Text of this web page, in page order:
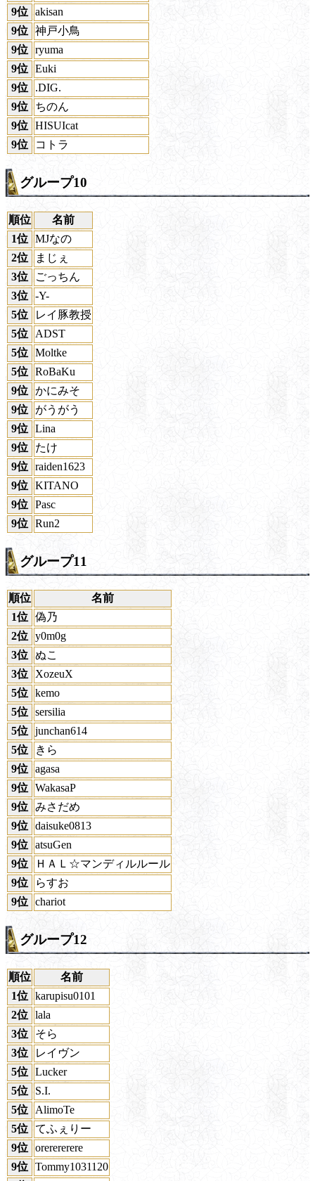
9位 akisan
9位 神戸小鳥
9位 ryuma
9位 Euki
9位
.DIG.
9位
ちのん
9位 HISUIcat
9位
コトラ
グループ10
順位
名前
1位 MJなの
2位
まじぇ
3位
ごっちん
3位 -Y-
5位
レイ豚教授
5位
ADST
5位 Moltke
5位 RoBaKu
9位 かにみそ
9位
がうがう
9位 Lina
9位
たけ
9位 raiden1623
9位 KITANO
9位 Pasc
9位 Run2
グループ11
順位
名前
1位 偽乃
2位 y0m0g
3位 ぬこ
3位
XozeuX
5位 kemo
5位 sersilia
5位 junchan614
5位
きら
9位 agasa
9位 WakasaP
9位 みさだめ
9位 daisuke0813
9位 atsuGen
9位
ＨＡＬ☆マンディルルール
9位
らすお
9位 chariot
グループ12
順位
名前
1位 karupisu0101
2位 lala
3位
そら
3位
レイヴン
5位 Lucker
5位
S.I.
5位
AlimoTe
5位 てふぇりー
9位 orerererere
9位 Tommy1031120